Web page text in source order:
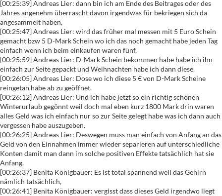
[00:25:39] Andreas Lier: dann bin ich am Ende des Beitrages oder des
Jahres angenehm überrascht davon irgendwas für bekriegen sich da
angesammelt haben,
[00:25:47] Andreas Lier: wird das früher mal messen mit 5 Euro Schein
gemacht bzw 5 D-Mark Schein wo ich das noch gemacht habe jeden Tag
einfach wenn ich beim einkaufen waren fünf,
[00:25:59] Andreas Lier: D-Mark Schein bekommen habe habe ich ihn
einfach zur Seite gepackt und Weihnachten habe ich dann diese.
[00:26:05] Andreas Lier: Dose wo ich diese 5 € von D-Mark Scheine
reingetan habe ab zu geöffnet.
[00:26:12] Andreas Lier: Und ich habe jetzt so ein richtig schönen
Winterurlaub gegönnt weil doch mal eben kurz 1800 Mark drin waren
alles Geld was ich einfach nur so zur Seite gelegt habe was ich dann auch
vergessen habe auszugeben.
[00:26:25] Andreas Lier: Deswegen muss man einfach von Anfang an das
Geld von den Einnahmen immer wieder separieren auf unterschiedliche
Konten damit man dann im solche positiven Effekte tatsächlich hat sie
Anfang.
[00:26:37] Benita Königbauer: Es ist total spannend weil das Gehirn
nämlich tatsächlich,
[00:26:41] Benita Königbauer: vergisst dass dieses Geld irgendwo liegt